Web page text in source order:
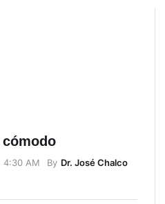
4:30 AM By Dr. José Chalco